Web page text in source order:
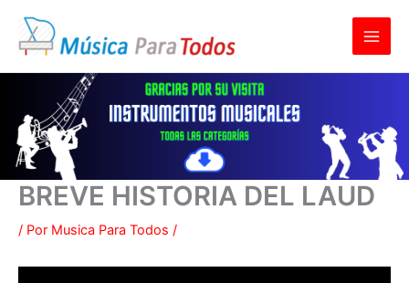
contenido
BREVE HISTORIA DEL LAUD
/ Por Musica Para Todos /